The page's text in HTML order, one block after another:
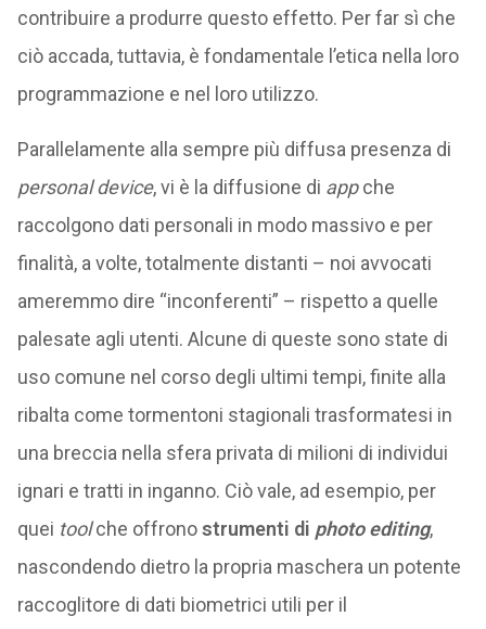
contribuire a produrre questo effetto. Per far sì che
ciò accada, tuttavia, è fondamentale l’etica nella loro
programmazione e nel loro utilizzo.
Parallelamente alla sempre più diffusa presenza di
personal device, vi è la diffusione di appche
raccolgono dati personali in modo massivo e per
finalità, a volte, totalmente distanti – noi avvocati
ameremmo dire “inconferenti” – rispetto a quelle
palesate agli utenti. Alcune di queste sono state di
uso comune nel corso degli ultimi tempi, finite alla
ribalta come tormentoni stagionali trasformatesi in
una breccia nella sfera privata di milioni di individui
ignari e tratti in inganno. Ciò vale, ad esempio, per
quei toolche offronostrumenti di photo editing,
nascondendo dietro la propria maschera un potente
raccoglitore di dati biometrici utili per il